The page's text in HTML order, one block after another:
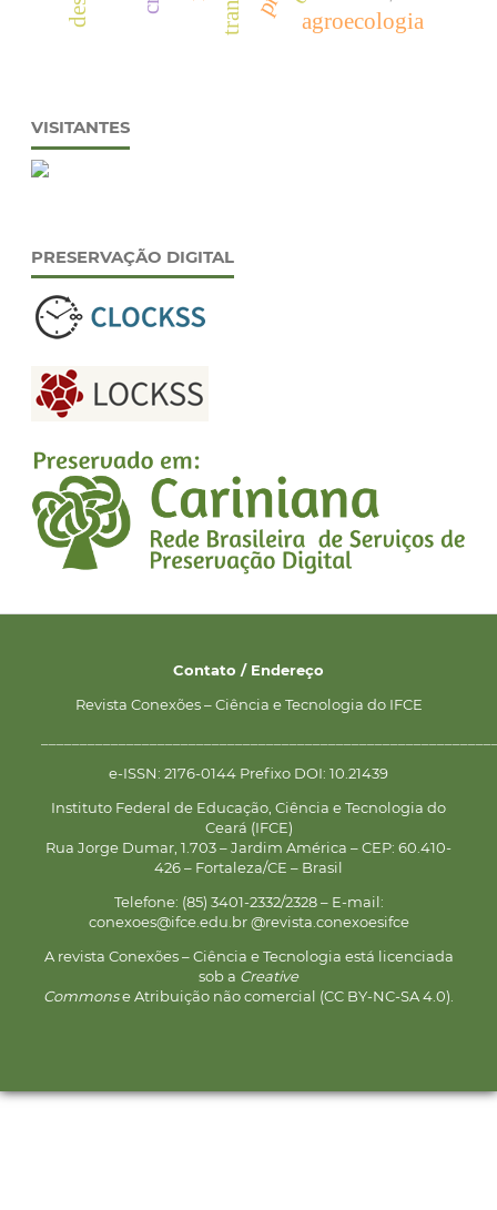
agroecologia
VISITANTES
PRESERVAÇÃO DIGITAL
Contato / Endereço
Revista Conexões – Ciência e Tecnologia do IFCE
e-ISSN: 2176-0144 Prefixo DOI: 10.21439
Instituto Federal de Educação, Ciência e Tecnologia do
Ceará (IFCE)
Rua Jorge Dumar, 1.703 – Jardim América – CEP: 60.410-
426 – Fortaleza/CE – Brasil
Telefone: (85) 3401-2332/2328 – E-mail:
conexoes@ifce.edu.br @revista.conexoesifce
A revista Conexões – Ciência e Tecnologia está licenciada
sob a Creative
Commonse Atribuição não comercial (CC BY-NC-SA 4.0).